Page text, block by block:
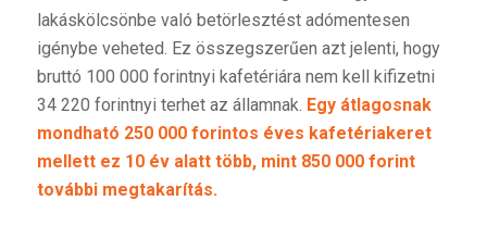
lakáskölcsönbe való betörlesztést adómentesen
igénybe veheted. Ez összegszerűen azt jelenti, hogy
bruttó 100 000 forintnyi kafetériára nem kell kifizetni
34 220 forintnyi terhet az államnak. Egy átlagosnak
mondható 250 000 forintos éves kafetériakeret
mellett ez 10 év alatt több, mint 850 000 forint
további megtakarítás.